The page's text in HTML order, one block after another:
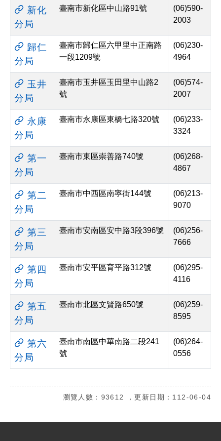
新化
分局
臺南市新化區中山路91號
(06)590-
2003
歸仁
分局
臺南市歸仁區六甲里中正南路
一段1209號
(06)230-
4964
玉井
分局
臺南市玉井區玉田里中山路2
號
(06)574-
2007
永康
分局
臺南市永康區東橋七路320號
(06)233-
3324
第一
分局
臺南市東區崇善路740號
(06)268-
4867
第二
分局
臺南市中西區南寧街144號
(06)213-
9070
第三
分局
臺南市安南區安中路3段396號
(06)256-
7666
第四
分局
臺南市安平區育平路312號
(06)295-
4116
第五
分局
臺南市北區文賢路650號
(06)259-
8595
第六
分局
臺南市南區中華南路二段241
號
(06)264-
0556
瀏覽人數：93612 ，更新日期：112-06-04